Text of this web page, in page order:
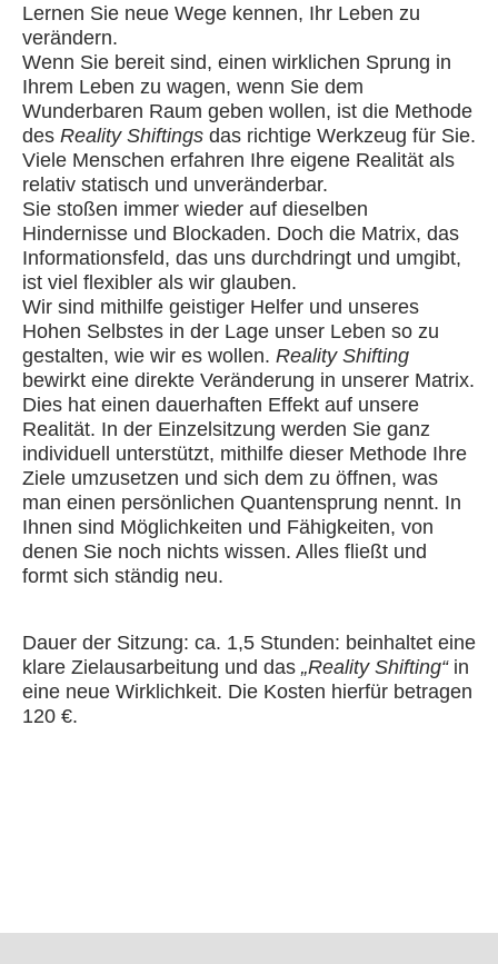
Lernen Sie neue Wege kennen, Ihr Leben zu
verändern.
Wenn Sie bereit sind, einen wirklichen Sprung in
Ihrem Leben zu wagen, wenn Sie dem
Wunderbaren Raum geben wollen, ist die Methode
des Reality Shiftings das richtige Werkzeug für Sie.
Viele Menschen erfahren Ihre eigene Realität als
relativ statisch und unveränderbar.
Sie stoßen immer wieder auf dieselben
Hindernisse und Blockaden. Doch die Matrix, das
Informationsfeld, das uns durchdringt und umgibt,
ist viel flexibler als wir glauben.
Wir sind mithilfe geistiger Helfer und unseres
Hohen Selbstes in der Lage unser Leben so zu
gestalten, wie wir es wollen. Reality Shifting
bewirkt eine direkte Veränderung in unserer Matrix.
Dies hat einen dauerhaften Effekt auf unsere
Realität. In der Einzelsitzung werden Sie ganz
individuell unterstützt, mithilfe dieser Methode Ihre
Ziele umzusetzen und sich dem zu öffnen, was
man einen persönlichen Quantensprung nennt. In
Ihnen sind Möglichkeiten und Fähigkeiten, von
denen Sie noch nichts wissen. Alles fließt und
formt sich ständig neu.
Dauer der Sitzung: ca. 1,5 Stunden: beinhaltet eine
klare Zielausarbeitung und das „Reality Shifting“in
eine neue Wirklichkeit. Die Kosten hierfür betragen
120 €.